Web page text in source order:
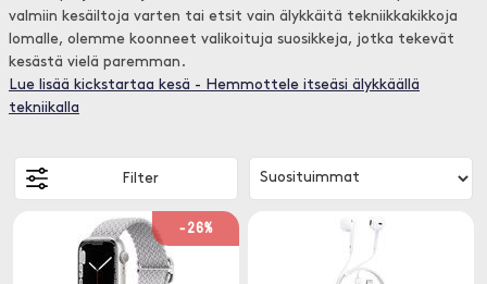
valmiin kesäiltoja varten tai etsit vain älykkäitä tekniikkakikkoja
lomalle, olemme koonneet valikoituja suosikkeja, jotka tekevät
kesästä vielä paremman.
Lue lisää kickstartaa kesä - Hemmottele itseäsi älykkäällä
tekniikalla
Filter
-26%